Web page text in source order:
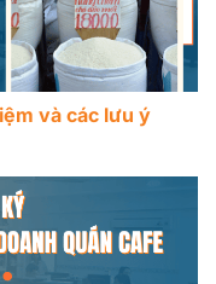
và các lưu ý